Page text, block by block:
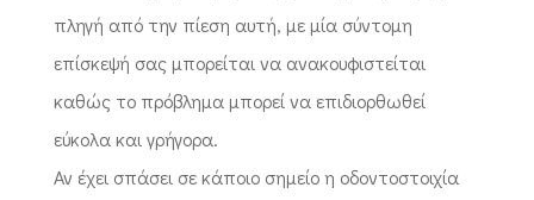
πληγή από την πίεση αυτή, με μία σύντομη
επίσκεψή σας μπορείται να ανακουφιστείται
καθώς το πρόβλημα μπορεί να επιδιορθωθεί
εύκολα και γρήγορα.
Αν έχει σπάσει σε κάποιο σημείο η οδοντοστοιχία